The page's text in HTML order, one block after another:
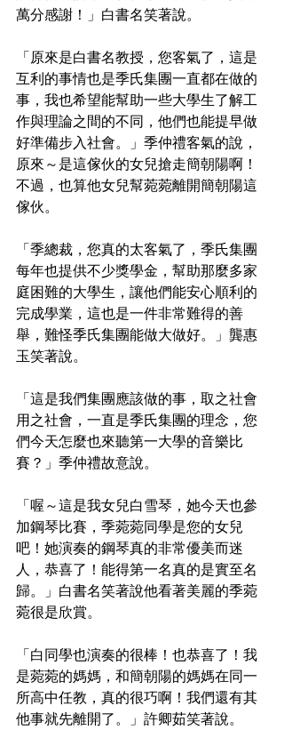
萬分感謝！」白書名笑著說。
「原來是白書名教授，您客氣了，這是
互利的事情也是季氏集團一直都在做的
事，我也希望能幫助一些大學生了解工
作與理論之間的不同，他們也能提早做
好準備步入社會。」季仲禮客氣的說，
原來～是這傢伙的女兒搶走簡朝陽啊！
不過，也算他女兒幫菀菀離開簡朝陽這
傢伙。
「季總裁，您真的太客氣了，季氏集團
每年也提供不少獎學金，幫助那麼多家
庭困難的大學生，讓他們能安心順利的
完成學業，這也是一件非常難得的善
舉，難怪季氏集團能做大做好。」龔惠
玉笑著說。
「這是我們集團應該做的事，取之社會
用之社會，一直是季氏集團的理念，您
們今天怎麼也來聽第一大學的音樂比
賽？」季仲禮故意說。
「喔～這是我女兒白雪琴，她今天也參
加鋼琴比賽，季菀菀同學是您的女兒
吧！她演奏的鋼琴真的非常優美而迷
人，恭喜了！能得第一名真的是實至名
歸。」白書名笑著說他看著美麗的季菀
菀很是欣賞。
「白同學也演奏的很棒！也恭喜了！我
是菀菀的媽媽，和簡朝陽的媽媽在同一
所高中任教，真的很巧啊！我們還有其
他事就先離開了。」許卿茹笑著說。